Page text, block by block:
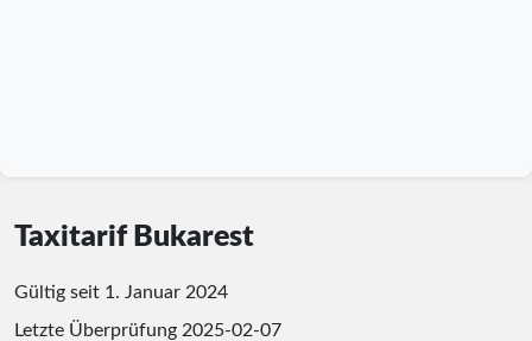
Taxitarif Bukarest
Gültig seit 1. Januar 2024
Letzte Überprüfung 2025-02-07